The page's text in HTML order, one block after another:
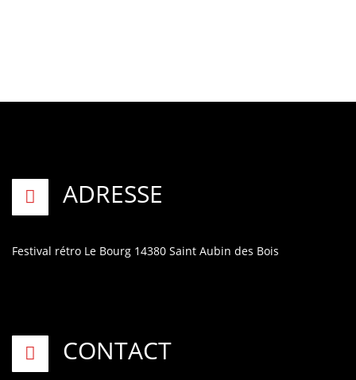
ADRESSE
Festival rétro Le Bourg 14380 Saint Aubin des Bois
CONTACT